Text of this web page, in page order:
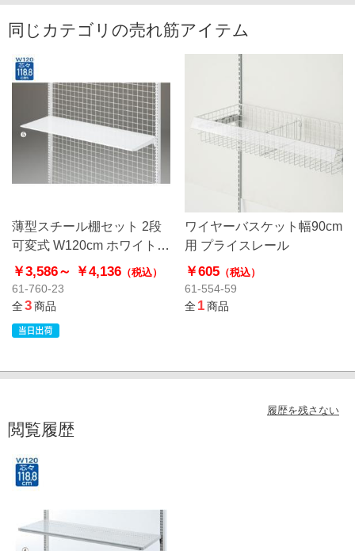
同じカテゴリの売れ筋アイテム
薄型スチール棚セット 2段
可変式 W120cm ホワイト
〔ストエキオリジナル〕
￥3,586～ ￥4,136 （税込）
61-760-23
全3商品
ワイヤーバスケット幅90cm
用 プライスレール
￥605（税込）
61-554-59
全1商品
履歴を残さない
閲覧履歴